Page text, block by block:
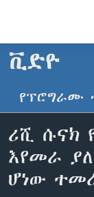
ማገናኛዎች
ዋናው
ይዘት
ወደ
ዋናው
ይዘት
እለፍ
ዜና
ኢትዮጵያ
አሜሪካ
ኑሮ በጤንነት
ከምሽቱ ሦስት
ቪዲዮ
ቪድዮ
የፕሮግራሙ
ሪሺ ሱናክ
እየመራ
ሆነው